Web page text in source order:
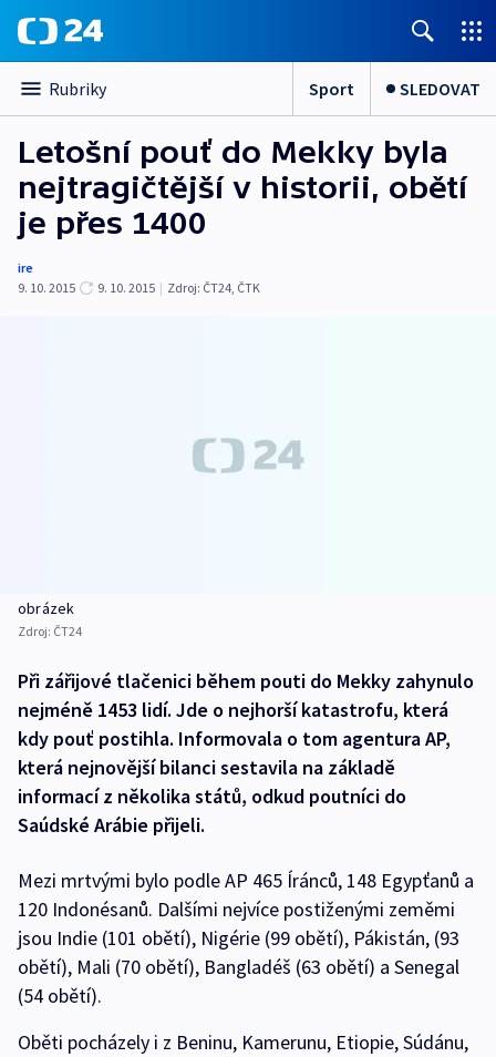
Rubriky Sport SLEDOVAT
Letošní pouť do Mekky byla
nejtragičtější v historii, obětí
je přes 1400
ire
9. 10. 2015
9. 10. 2015 | Zdroj: ČT24, ČTK
obrázek
Zdroj: ČT24
Při zářijové tlačenici během pouti do Mekky zahynulo
nejméně 1453 lidí. Jde o nejhorší katastrofu, která
kdy pouť postihla. Informovala o tom agentura AP,
která nejnovější bilanci sestavila na základě
informací z několika států, odkud poutníci do
Saúdské Arábie přijeli.
Mezi mrtvými bylo podle AP 465 Íránců, 148 Egypťanů a
120 Indonésanů. Dalšími nejvíce postiženými zeměmi
jsou Indie (101 obětí), Nigérie (99 obětí), Pákistán, (93
obětí), Mali (70 obětí), Bangladéš (63 obětí) a Senegal
(54 obětí).
Oběti pocházely i z Beninu, Kamerunu, Etiopie, Súdánu,